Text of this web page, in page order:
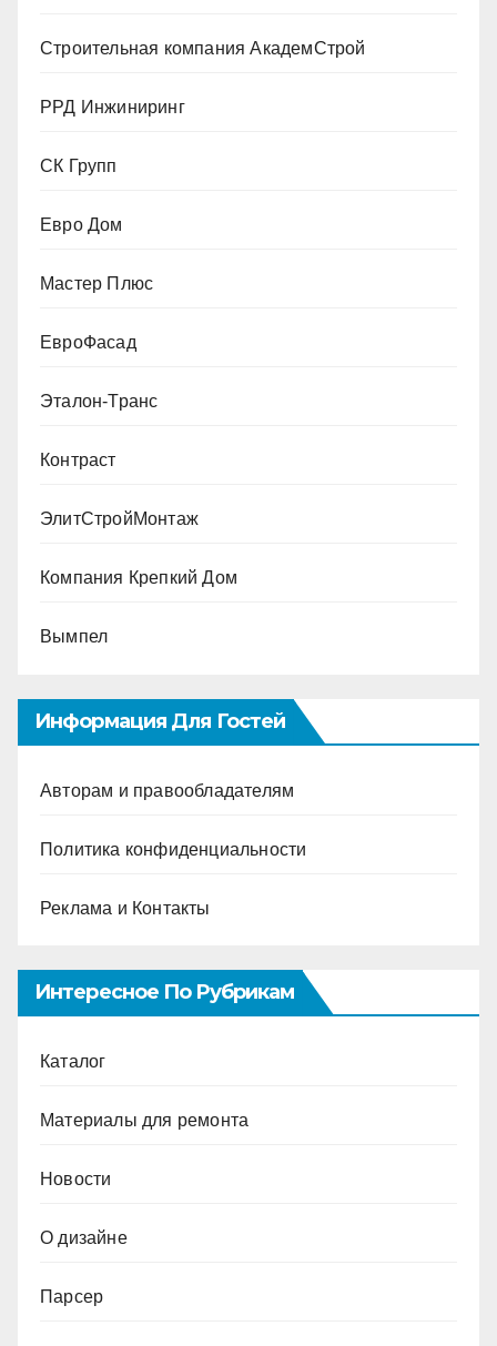
Строительная компания АкадемСтрой
РРД Инжиниринг
СК Групп
Евро Дом
Мастер Плюс
ЕвроФасад
Эталон-Транс
Контраст
ЭлитСтройМонтаж
Компания Крепкий Дом
Вымпел
Информация Для Гостей
Авторам и правообладателям
Политика конфиденциальности
Реклама и Контакты
Интересное По Рубрикам
Каталог
Материалы для ремонта
Новости
О дизайне
Парсер